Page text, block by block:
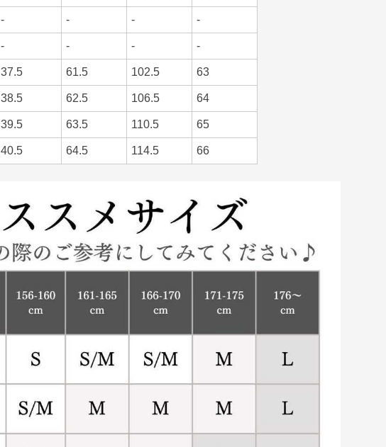
- - - -
- - - -
37.5 61.5 102.5 63
38.5 62.5 106.5 64
39.5 63.5 110.5 65
40.5 64.5 114.5 66